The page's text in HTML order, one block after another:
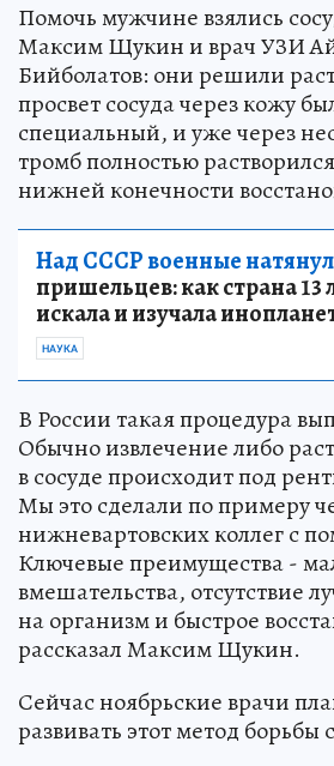
Помочь мужчине взялись
Максим Щукин и врач УЗИ
Бийболатов: они решили
просвет сосуда через кожу
специальный, и уже через
тромб полностью
нижней конечности
Над СССР военные
пришельцев: как страна 13
искала и изучала
НАУКА
В России такая процедура
Обычно извлечение либо
в сосуде происходит под
Мы это сделали по примеру
нижневартовских коллег с
Ключевые преимущества -
вмешательства, отсутствие
на организм и быстрое
рассказал Максим Щукин.
Сейчас ноябрьские врачи
развивать этот метод борьбы